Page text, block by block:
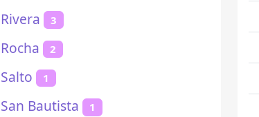
Rivera 3
Rocha 2
Salto 1
San Bautista 1